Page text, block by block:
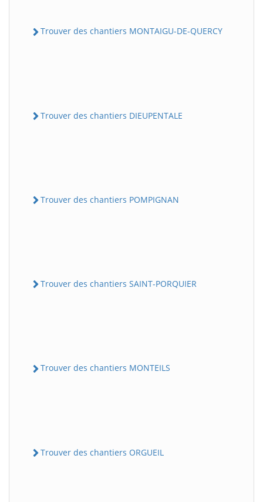
Trouver des chantiers MONTAIGU-DE-QUERCY
Trouver des chantiers DIEUPENTALE
Trouver des chantiers POMPIGNAN
Trouver des chantiers SAINT-PORQUIER
Trouver des chantiers MONTEILS
Trouver des chantiers ORGUEIL